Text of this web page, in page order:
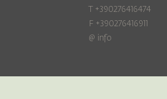
T +390276416474
F +390276416911
@ info